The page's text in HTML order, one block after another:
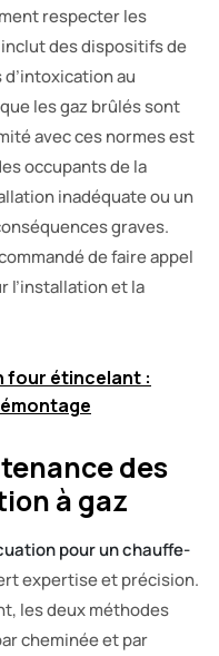
respecter les
des dispositifs de
au
les gaz brûlés sont
avec ces normes est
occupants de la
inadéquate ou un
graves.
de faire appel
l’installation et la
four étincelant :
des
à gaz
pour un chauffe-
expertise et précision.
les deux méthodes
cheminée et par